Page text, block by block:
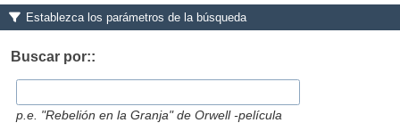
Establezca los parámetros de la búsqueda
Buscar por::
p.e. "Rebelión en la Granja" de Orwell -película